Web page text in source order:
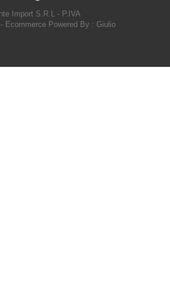
Import S.R.L - P.IVA
Ecommerce Powered By : Giulio